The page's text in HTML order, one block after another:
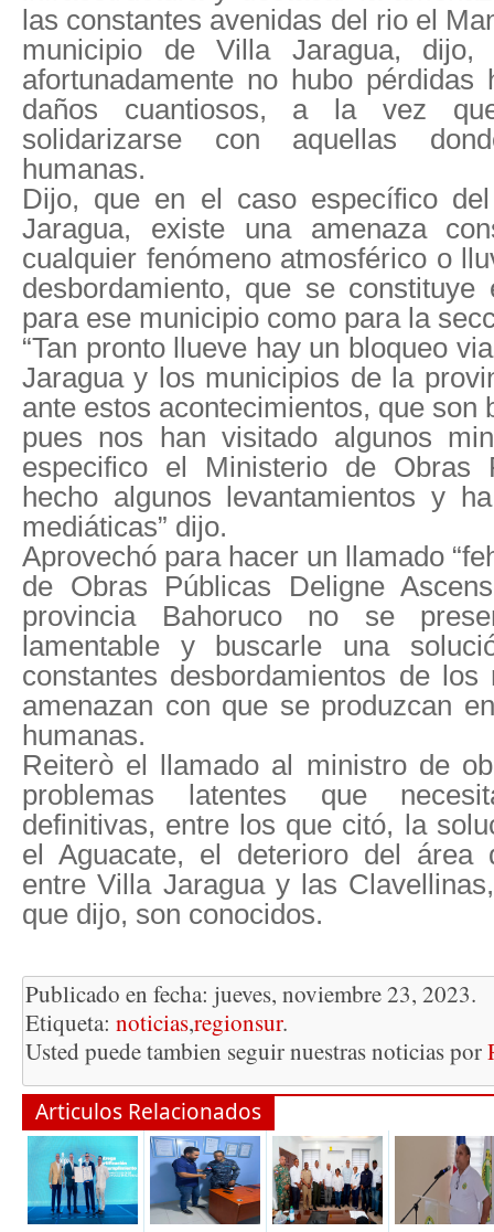
las constantes avenidas del rio el
municipio de Villa Jaragua,
afortunadamente no hubo pérdidas
daños cuantiosos, a la vez
solidarizarse con aquellas
humanas.
Dijo, que en el caso específico
Jaragua, existe una amenaza
cualquier fenómeno atmosférico o
desbordamiento, que se
para ese municipio como para la
“Tan pronto llueve hay un bloqueo
Jaragua y los municipios de la
ante estos acontecimientos, que son
pues nos han visitado algunos
especifico el Ministerio de Obras
hecho algunos levantamientos y
mediáticas” dijo.
Aprovechó para hacer un llamado
de Obras Públicas Deligne
provincia Bahoruco no se
lamentable y buscarle una
constantes desbordamientos de
amenazan con que se produzcan
humanas.
Reiterò el llamado al ministro de
problemas latentes que
definitivas, entre los que citó, la
el Aguacate, el deterioro del área
entre Villa Jaragua y las
que dijo, son conocidos.
Publicado en fecha: jueves, noviembre 23, 2023.
Etiqueta: noticias,regionsur.
Usted puede tambien seguir nuestras noticias por
Articulos Relacionados